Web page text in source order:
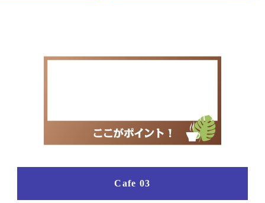
Cafe 03